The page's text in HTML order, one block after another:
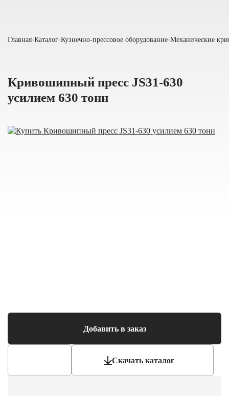
Главная Каталог Кузнечно-прессовое оборудование Механические
Кривошипный пресс JS31-630
усилием 630 тонн
Добавить в заказ
Скачать каталог